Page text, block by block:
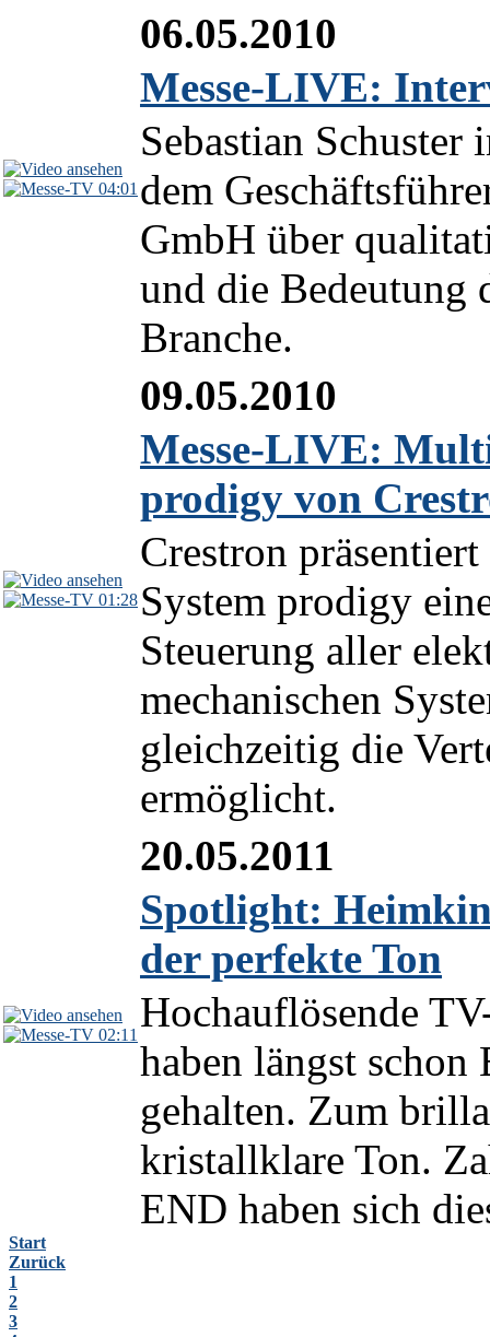
04:01
06.05.2010
Messe-LIVE:
Sebastian Schuster
dem
GmbH über
und die Bedeutung
Branche.
01:28
09.05.2010
Messe-LIVE:
prodigy von
Crestron
System prodigy
Steuerung aller
mechanischen
gleichzeitig die
ermöglicht.
02:11
20.05.2011
Spotlight:
der perfekte Ton
Hochauflösende
haben längst
gehalten. Zum
kristallklare Ton.
END haben sich
Start
Zurück
1
2
3